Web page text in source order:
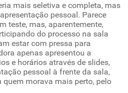
mais seletiva e completa, mas
pessoal. Parece
teste, mas, aparentemente,
do processo na sala
estar com pressa para
apenas apresentou a
e horários através de slides,
pessoal à frente da sala,
morava mais perto, pelo